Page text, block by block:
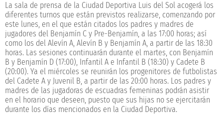
La sala de prensa de la Ciudad Deportiva Luis del Sol acogerá los
diferentes turnos que están previstos realizarse, comenzando por
este lunes, en el que están citados los padres y madres de
jugadores del Benjamín C y Pre-Benjamín, a las 17:00 horas; así
como los del Alevín A, Alevín B y Benjamín A, a partir de las 18:30
horas. Las sesiones continuarán durante el martes, con Benjamín
B y Benjamín D (17:00), Infantil A e Infantil B (18:30) y Cadete B
(20:00). Ya el miércoles se reunirán los progenitores de futbolistas
del Cadete A y Juvenil B, a partir de las 20:00 horas. Los padres y
madres de las jugadoras de escuadras femeninas podrán asistir
en el horario que deseen, puesto que sus hijas no se ejercitarán
durante los días mencionados en la Ciudad Deportiva.